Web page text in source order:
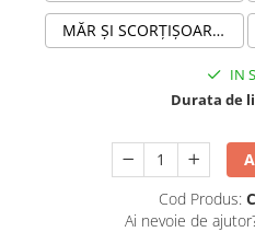
MĂR ȘI SCORȚIȘOARĂ LUMÂNARE PARFUMATĂ DIN CEARĂ NATURALĂ DE SOIA 100G ÎN STICLĂ AMBRĂ
IN
Durata de
Cod Produs:
Ai nevoie de